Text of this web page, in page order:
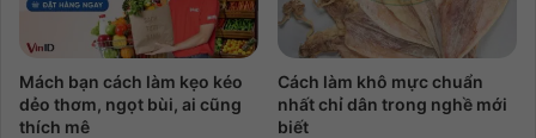
Mách bạn cách làm kẹo kéo
dẻo thơm, ngọt bùi, ai cũng
thích mê
Cách làm khô mực chuẩn
nhất chỉ dân trong nghề mới
biết